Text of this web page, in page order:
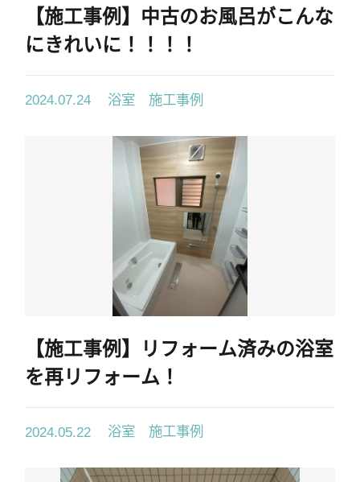
【施工事例】中古のお風呂がこんな
にきれいに！！！！
2024.07.24 浴室 施工事例
【施工事例】リフォーム済みの浴室
を再リフォーム！
2024.05.22 浴室 施工事例